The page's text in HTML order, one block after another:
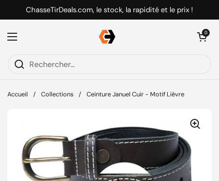
Passer au contenu
ChasseTirDeals.com, le stock, la rapidité et le prix !
Ouvrir le menu
Ouvrir le
0
Accueil / Collections / Ceinture Januel Cuir - Motif Lièvre